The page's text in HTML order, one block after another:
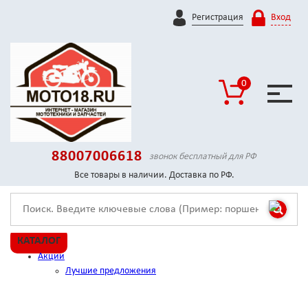
Регистрация Вход
0
88007006618
звонок бесплатный для РФ
Все товары в наличии. Доставка по РФ.
КАТАЛОГ
Акции
Лучшие предложения